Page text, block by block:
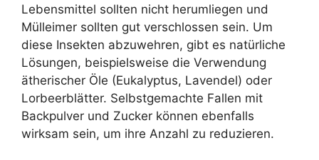
Lebensmittel sollten nicht herumliegen und
Mülleimer sollten gut verschlossen sein. Um
diese Insekten abzuwehren, gibt es natürliche
Lösungen, beispielsweise die Verwendung
ätherischer Öle (Eukalyptus, Lavendel) oder
Lorbeerblätter. Selbstgemachte Fallen mit
Backpulver und Zucker können ebenfalls
wirksam sein, um ihre Anzahl zu reduzieren.